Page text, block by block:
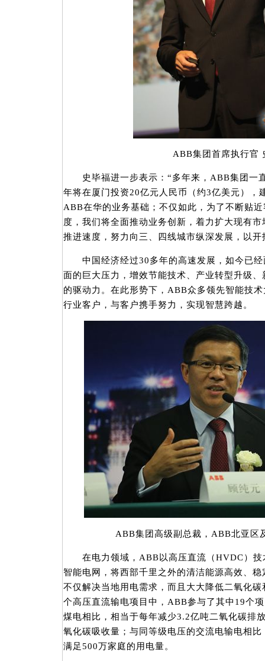
ABB集团首席执行官
史毕福进一步表示：“多年来，ABB集团一
年将在厦门投资20亿元人民币（约3亿美元），
ABB在华的业务基础；不仅如此，为了不断贴
度，我们将全面推动业务创新，着力扩大现有
推进速度，努力向三、四线城市纵深发展，以开
中国经济经过30多年的高速发展，如今已经
面的巨大压力，增效节能技术、产业转型升级
的驱动力。在此形势下，ABB众多领先智能技
行业客户，与客户携手努力，实现智慧跨越。
ABB集团高级副总裁，ABB北亚区
在电力领域，ABB以高压直流（HVDC）技
智能电网，将西部千里之外的清洁能源高效、
不仅解决当地用电需求，而且大大降低二氧化
个高压直流输电项目中，ABB参与了其中19个
煤电相比，相当于每年减少3.2亿吨二氧化碳排
氧化碳吸收量；与同等级电压的交流电输电相
满足500万家庭的用电量。